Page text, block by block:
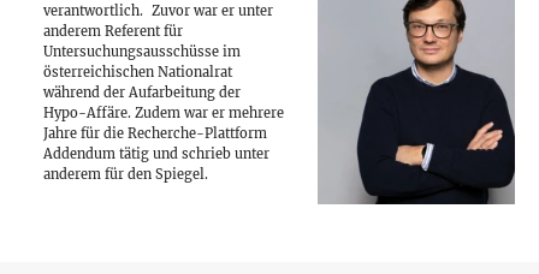
verantwortlich.
Zuvor war er unter
anderem Referent für
Untersuchungsausschüsse im
österreichischen Nationalrat
während der Aufarbeitung der
Hypo-Affäre. Zudem war er mehrere
Jahre für die Recherche-Plattform
Addendum tätig und schrieb unter
anderem für den Spiegel.